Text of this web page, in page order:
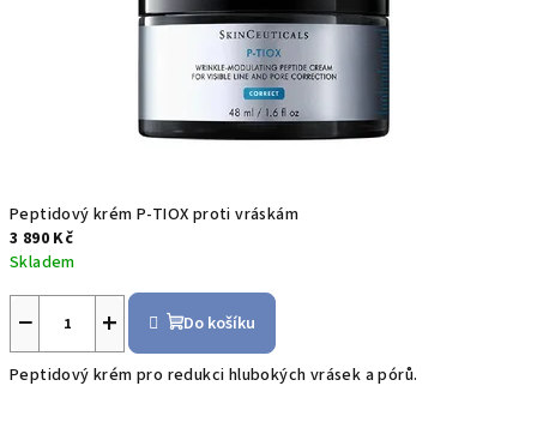
ě
t
ě
S
k
Peptidový krém P-TIOX proti vráskám
3 890 Kč
Skladem
+
− Do košíku
Peptidový krém pro redukci hlubokých vrásek a pórů.